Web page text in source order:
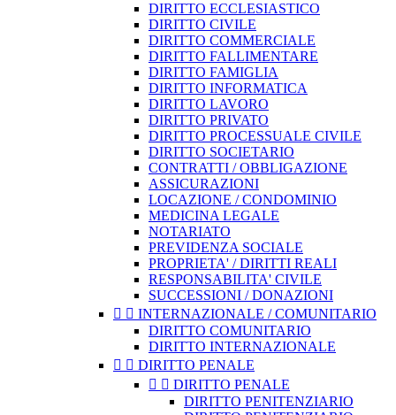
DIRITTO ECCLESIASTICO
DIRITTO CIVILE
DIRITTO COMMERCIALE
DIRITTO FALLIMENTARE
DIRITTO FAMIGLIA
DIRITTO INFORMATICA
DIRITTO LAVORO
DIRITTO PRIVATO
DIRITTO PROCESSUALE CIVILE
DIRITTO SOCIETARIO
CONTRATTI / OBBLIGAZIONE
ASSICURAZIONI
LOCAZIONE / CONDOMINIO
MEDICINA LEGALE
NOTARIATO
PREVIDENZA SOCIALE
PROPRIETA' / DIRITTI REALI
RESPONSABILITA' CIVILE
SUCCESSIONI / DONAZIONI
  INTERNAZIONALE / COMUNITARIO
DIRITTO COMUNITARIO
DIRITTO INTERNAZIONALE
  DIRITTO PENALE
  DIRITTO PENALE
DIRITTO PENITENZIARIO